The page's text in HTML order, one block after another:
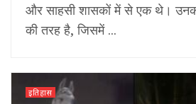
और साहसी शासकों में से एक थे।
की तरह है, जिसमें ...
इतिहास